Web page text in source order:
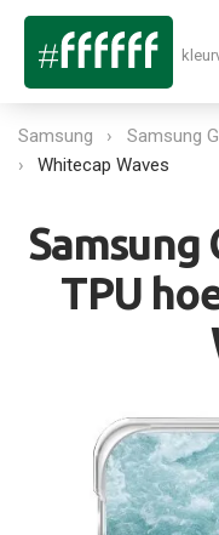
Samsung Samsung
Whitecap Waves
Samsung
TPU